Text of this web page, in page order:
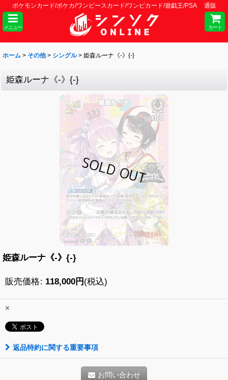
ポケモンカード/ポケカ/ワンピースカード/ワンピカード/遊戯王/PSA 通販
メニュー カート
ホーム > その他 > シングル > 姫森ルーナ《-》{-}
姫森ルーナ《-》{-}
姫森ルーナ《-》{-}
販売価格: 118,000円 (税込)
×
返品特約に関する重要事項
お問い合わせ